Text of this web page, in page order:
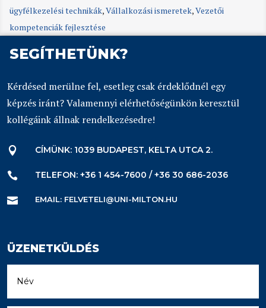
ügyfélkezelési technikák,Vállalkozási ismeretek,Vezetői
kompetenciák fejlesztése
SEGÍTHETÜNK?
Kérdésed merülne fel, esetleg csak érdeklődnél egy
képzés iránt? Valamennyi elérhetőségünkön keresztül
kollégáink állnak rendelkezésedre!
 CÍMÜNK: 1039 BUDAPEST, KELTA UTCA 2.
 TELEFON: +36 1 454-7600 / +36 30 686-2036
 EMAIL: FELVETELI@UNI-MILTON.HU
ÜZENETKÜLDÉS